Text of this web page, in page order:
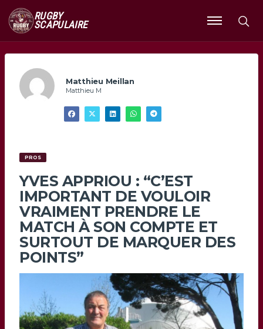
RUGBY
SCAPULAIRE
Ouvrir
le
Matthieu Meillan
Matthieu M
PROS
YVES APPRIOU : “C’EST
IMPORTANT DE VOULOIR
VRAIMENT PRENDRE LE
MATCH À SON COMPTE ET
SURTOUT DE MARQUER DES
POINTS”